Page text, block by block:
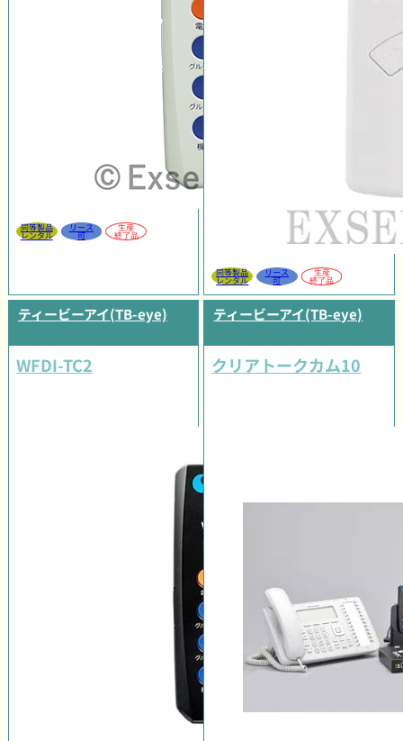
同等製品
レンタル
リース
可
生産
終了品
同等製品
レンタル
リース
可
生産
終了品
ティービーアイ(TB-eye)
WFDI-TC2
ティービーアイ(TB-eye)
クリアトークカム10